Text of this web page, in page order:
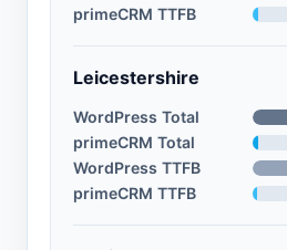
primeCRM TTFB
Leicestershire
WordPress Total
primeCRM Total
WordPress TTFB
primeCRM TTFB